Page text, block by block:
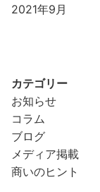
2021年9月
カテゴリー
お知らせ
コラム
ブログ
メディア掲載
商いのヒント